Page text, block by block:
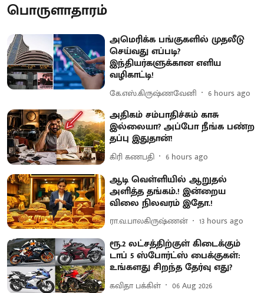
பொருளாதாரம்
அமெரிக்க பங்குகளில் முதலீடு
செய்வது எப்படி?
இந்தியர்களுக்கான எளிய
வழிகாட்டி!
கே.எஸ்.கிருஷ்ணவேனி 6 hours ago
அதிகம் சம்பாதிச்சும் காசு
இல்லையா? அப்போ நீங்க பண்ற
தப்பு இதுதான்!
கிரி கணபதி 6 hours ago
ஆடி வெள்ளியில் ஆறுதல்
அளித்த தங்கம்.! இன்றைய
விலை நிலவரம் இதோ.!
ரா.வ.பாலகிருஷ்ணன் 13 hours ago
ரூ.2 லட்சத்திற்குள் கிடைக்கும்
டாப் 5 ஸ்போர்ட்ஸ் பைக்குகள்:
உங்களது சிறந்த தேர்வு எது?
கவிதா பக்கிள் 06 Aug 2026